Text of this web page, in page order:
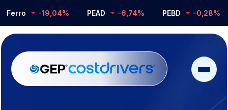
-19,04% PEAD -6,74% PEBD -0,28% PP